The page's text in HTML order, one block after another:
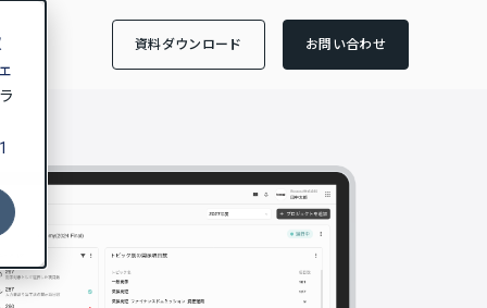
資料ダウンロード お問い合わせ